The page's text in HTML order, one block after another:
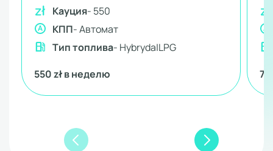
Кауция- 550
КПП- Автомат
Тип топлива- Hybryda|LPG
550 zł в неделю